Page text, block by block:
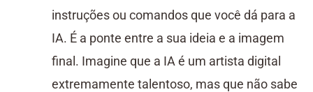
instruções ou comandos que você dá para a
IA. É a ponte entre a sua ideia e a imagem
final. Imagine que a IA é um artista digital
extremamente talentoso, mas que não sabe